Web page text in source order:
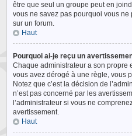
être que seul un groupe peut en
vous ne savez pas pourquoi vous
sur un forum.
Haut
Pourquoi ai-je reçu un
Chaque administrateur a son propre
vous avez dérogé à une règle, vous
Notez que c’est la décision de
n’est pas concerné par les
l’administrateur si vous ne
avertissement.
Haut